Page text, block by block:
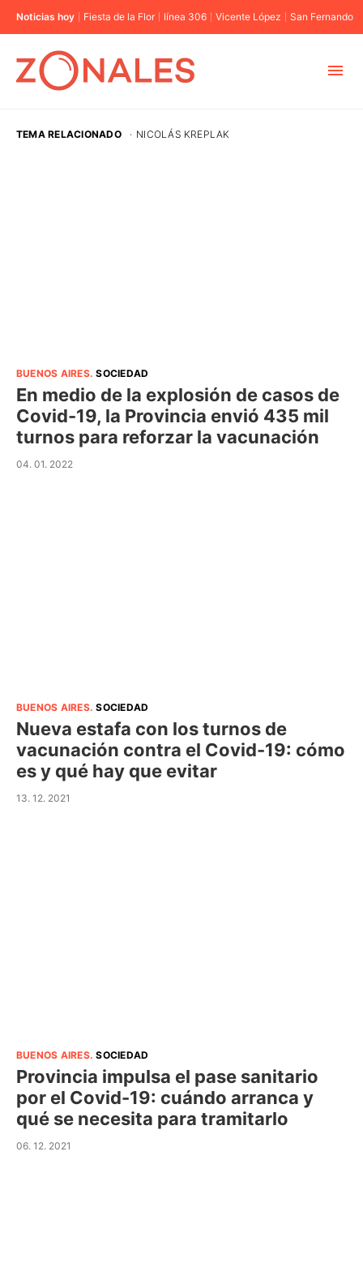
Noticias hoy Fiesta de la Flor línea 306 Vicente López San Fernando
TEMA RELACIONADO · NICOLÁS KREPLAK
BUENOS AIRES.SOCIEDAD
En medio de la explosión de casos de
Covid-19, la Provincia envió 435 mil
turnos para reforzar la vacunación
04. 01. 2022
BUENOS AIRES.SOCIEDAD
Nueva estafa con los turnos de
vacunación contra el Covid-19: cómo
es y qué hay que evitar
13. 12. 2021
BUENOS AIRES.SOCIEDAD
Provincia impulsa el pase sanitario
por el Covid-19: cuándo arranca y
qué se necesita para tramitarlo
06. 12. 2021